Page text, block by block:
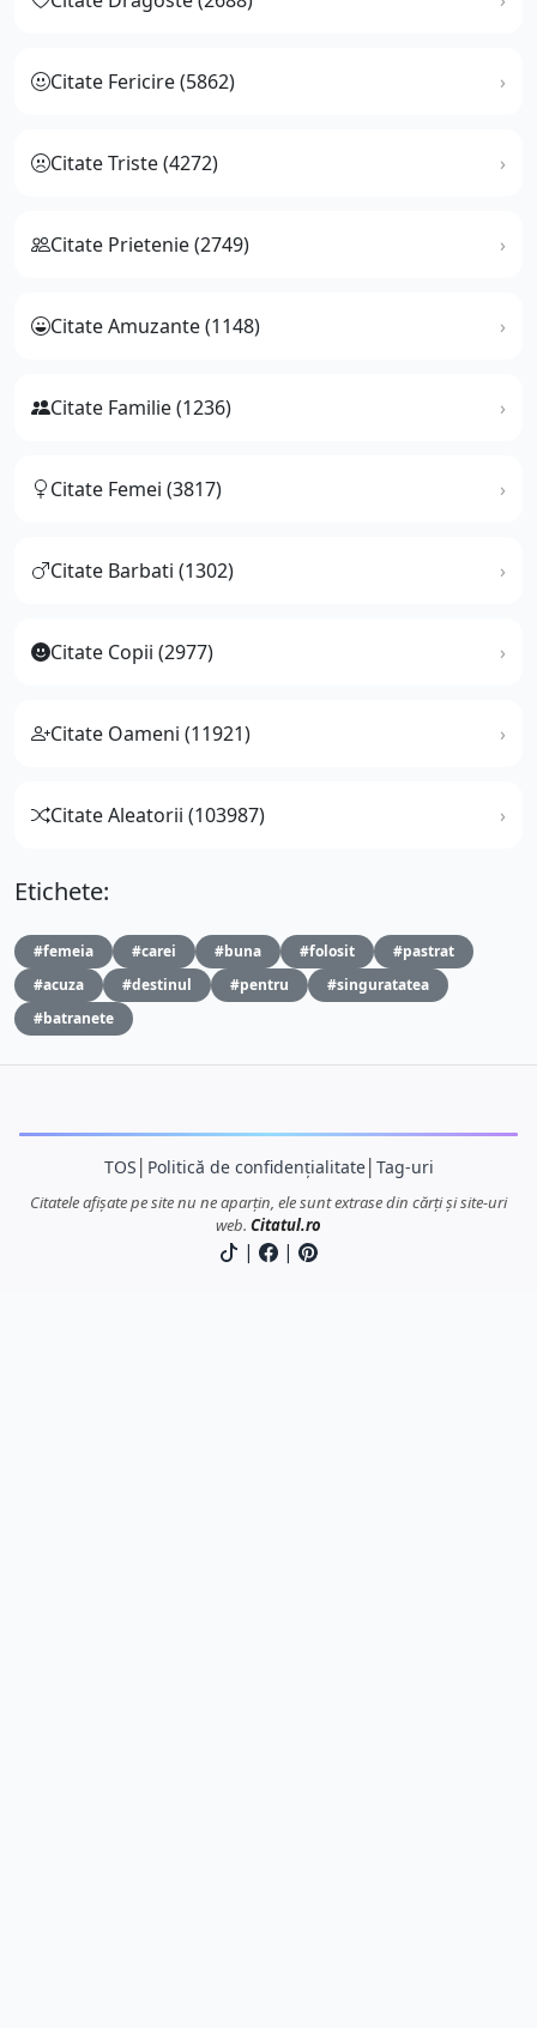
Citate Fericire (5862)
Citate Triste (4272)
Citate Prietenie (2749)
Citate Amuzante (1148)
Citate Familie (1236)
Citate Femei (3817)
Citate Barbati (1302)
Citate Copii (2977)
Citate Oameni (11921)
Citate Aleatorii (103987)
Etichete:
#femeia #carei #buna #folosit
#pastrat
#acuza
#destinul #pentru
#singuratatea
#batranete
TOS Politică de confidențialitate│ Tag-uri
Citatele afișate pe site nu ne aparțin, ele sunt extrase din cărți și site-uri
web. Citatul.ro
| |